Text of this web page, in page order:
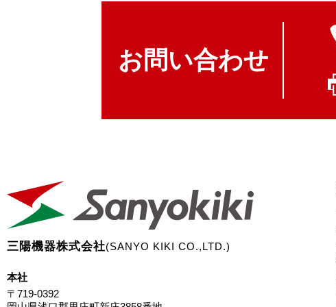
お問い合わせ
三陽機器株式会社(SANYO KIKI CO.,LTD.)
本社
〒719-0392